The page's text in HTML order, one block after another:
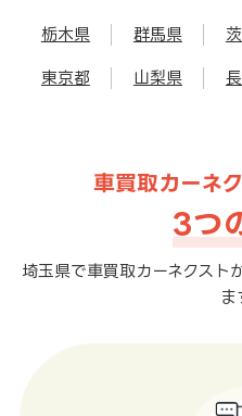
栃木県 群馬県
東京都 山梨県
車買取カーネ
3つ
埼玉県で車買取カーネクスト
ま